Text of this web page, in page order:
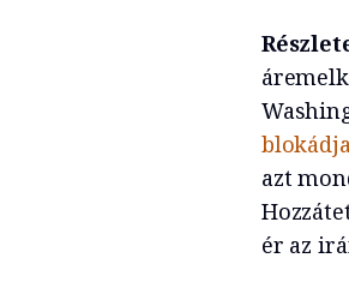
azt
ér az